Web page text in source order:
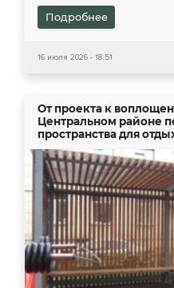
Подробнее
16 июля 2026 - 18:51
От проекта к
Центральном районе
пространства для